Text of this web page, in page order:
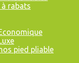
à rabats
pied pliable